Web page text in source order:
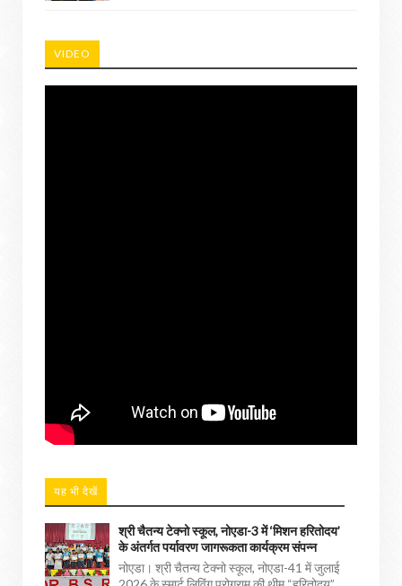
VIDEO
यह भी देखें
श्री चैतन्य टेक्नो स्कूल, नोएडा-3 में ‘मिशन हरितोदय’
के अंतर्गत पर्यावरण जागरूकता कार्यक्रम संपन्न
नोएडा। श्री चैतन्य टेक्नो स्कूल, नोएडा-41 में जुलाई